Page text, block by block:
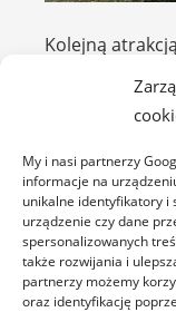
My i nasi partnerzy
informacje na
unikalne identyfikatory i
urządzenie czy dane
spersonalizowanych
także rozwijania i
partnerzy możemy
oraz identyfikację
Kolejną
Rumunii jest
sąsiedztwie
CLUJ